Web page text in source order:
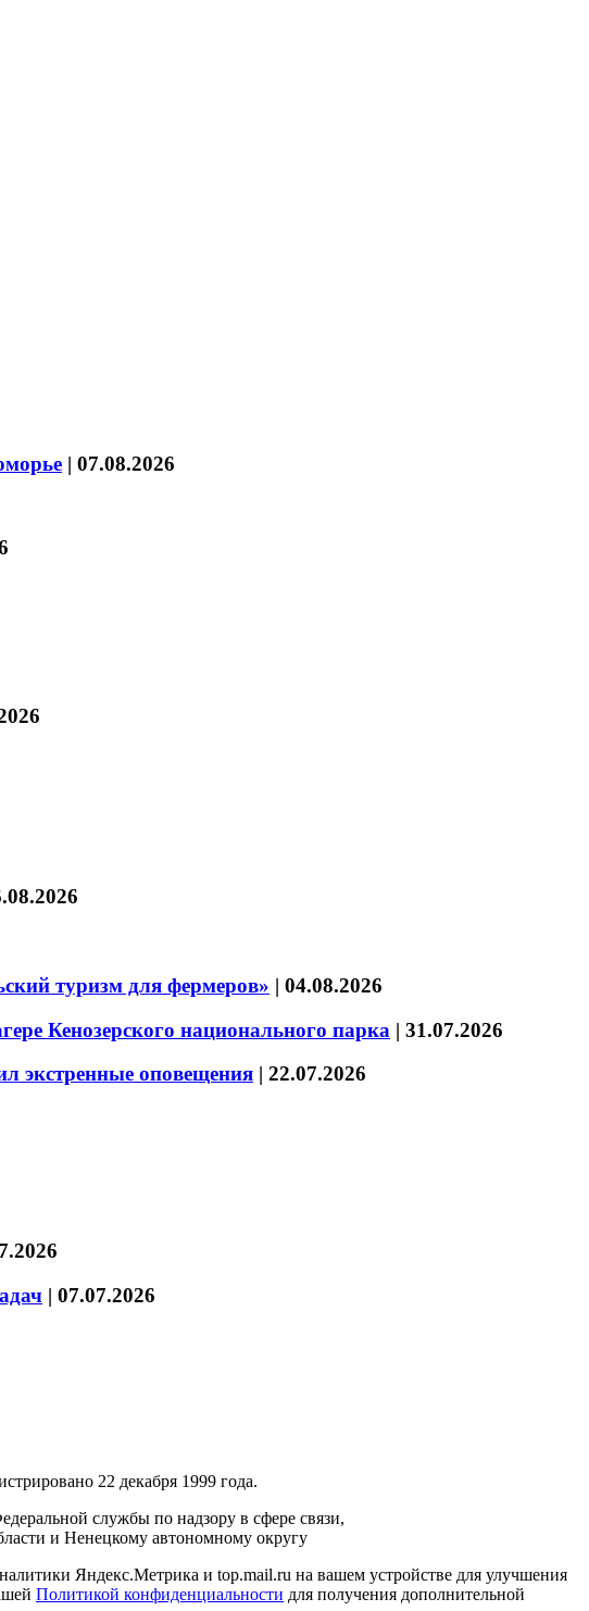
| 07.08.2026
туризм для фермеров» | 04.08.2026
Кенозерского национального парка | 31.07.2026
экстренные оповещения | 22.07.2026
| 07.07.2026
22 декабря 1999 года.
службы по надзору в сфере связи,
и Ненецкому автономному округу
Яндекс.Метрика и top.mail.ru на вашем устройстве для улучшения
Политикой конфиденциальности для получения дополнительной